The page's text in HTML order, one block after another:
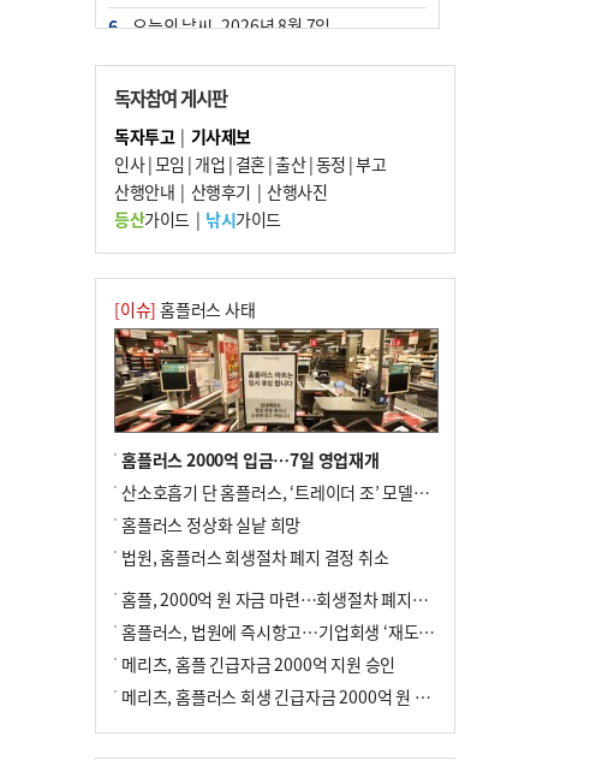
6
오늘의 날씨- 2026년 8월 7일
7
부울경 주말부터 비소식…‘극한 폭염’ 한풀
꺾일 듯
8
피란마을 67년 역사인데…전교생 24명 아
미초 통폐합 기로
9
외국인 선원 ‘인신매매 경유지’ 된 부산…
우려가 현실로
10 교육혁신선도지 공모 코앞인데…구·군 난
색에 교육청 ‘쩔쩔’
독자참여 게시판
독자투고| 기사제보
인사|모임 | 개업 | 결혼|출산|동정 |부고
산행안내 | 산행후기 | 산행사진
등산가이드| 낚시가이드
[이슈] 홈플러스 사태
홈플러스 2000억 입금…7일 영업재개
산소호흡기 단 홈플러스, ‘트레이더 조’ 모델로 살아날까
홈플러스 정상화 실낱 희망
법원, 홈플러스 회생절차 폐지 결정 취소
홈플, 2000억 원 자금 마련…회생절차 폐지에 즉시항고(종합)
홈플러스, 법원에 즉시항고…기업회생 ‘재도전’
메리츠, 홈플 긴급자금 2000억 지원 승인
메리츠, 홈플러스 회생 긴급자금 2000억 원 지원 승인